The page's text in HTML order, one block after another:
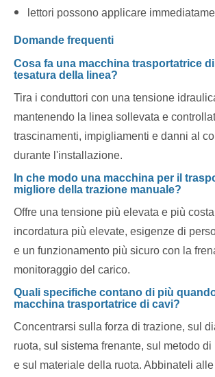
lettori possono applicare
Domande frequenti
Cosa fa una macchina trasportatrice
tesatura della linea?
Tira i conduttori con una tensione
mantenendo la linea sollevata e
trascinamenti, impigliamenti e danni al
durante l'installazione.
In che modo una macchina per il
migliore della trazione manuale?
Offre una tensione più elevata e più
incordatura più elevate, esigenze di
e un funzionamento più sicuro con la
monitoraggio del carico.
Quali specifiche contano di più
macchina trasportatrice di cavi?
Concentrarsi sulla forza di trazione, sul
ruota, sul sistema frenante, sul metodo
e sul materiale della ruota. Abbinateli